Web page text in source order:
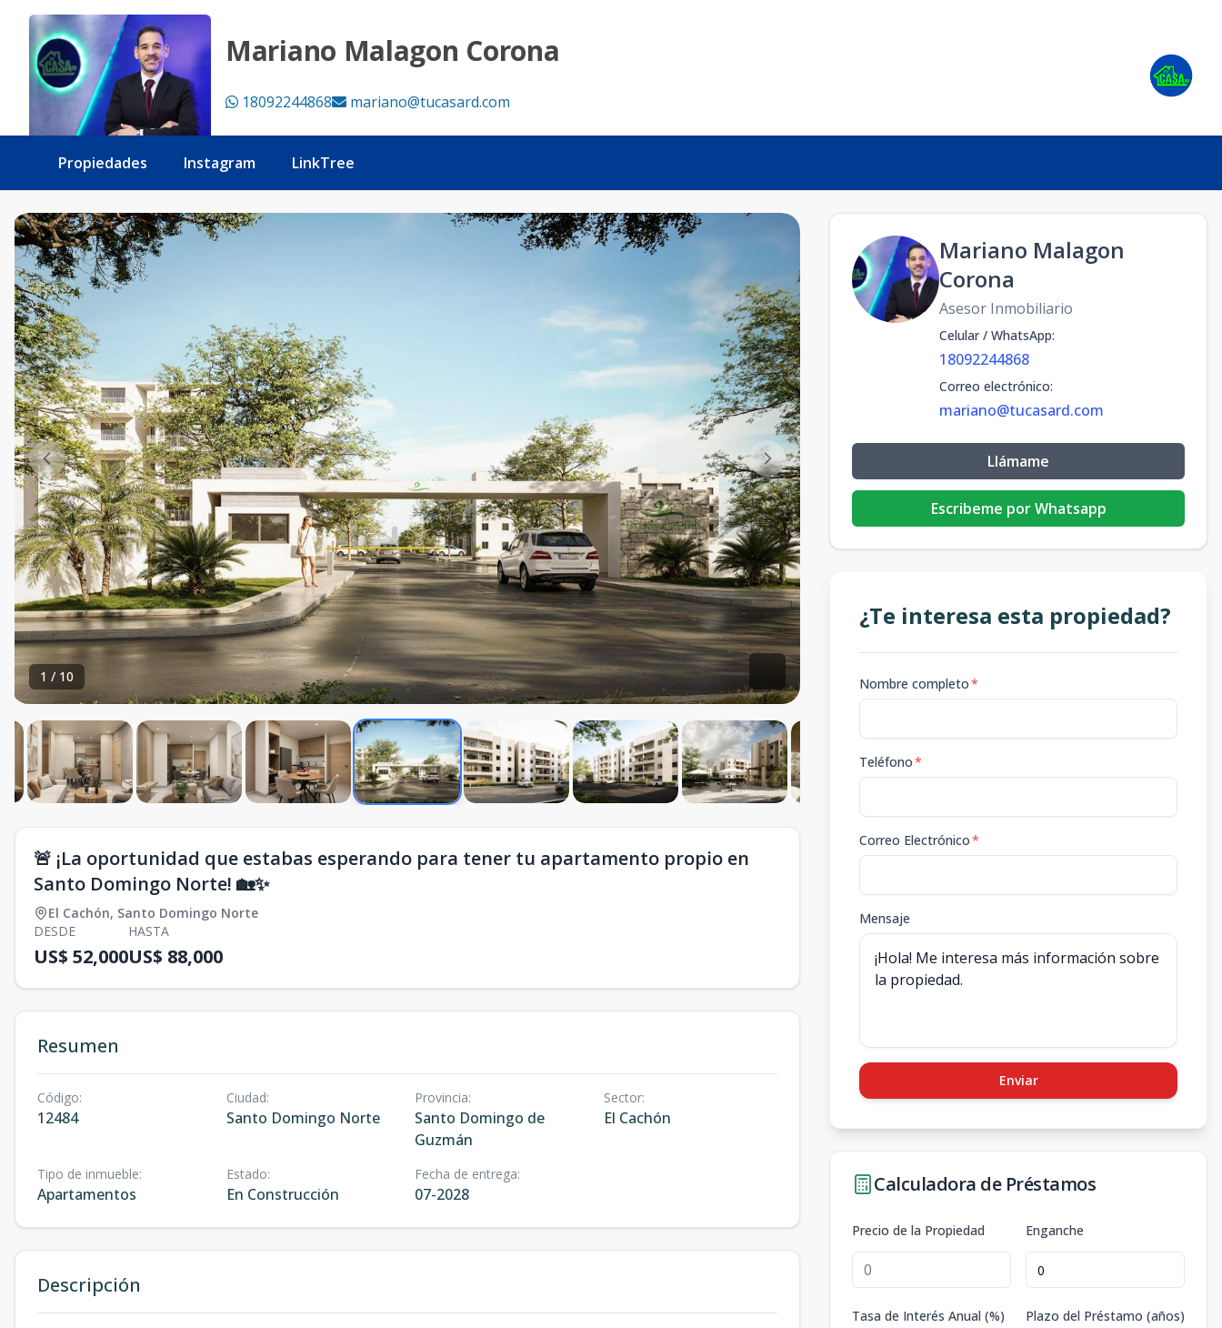
Mariano Malagon Corona
18092244868 mariano@tucasard.com
Propiedades Instagram LinkTree
1 / 10
🚨 ¡La oportunidad que estabas esperando para tener tu apartamento propio en
Santo Domingo Norte! 🏡✨
El Cachón, Santo Domingo Norte
DESDE
US$ 52,000
HASTA
US$ 88,000
Resumen
Código:
12484
Ciudad:
Santo Domingo Norte
Provincia:
Santo Domingo de
Guzmán
Sector:
El Cachón
Tipo de inmueble:
Apartamentos
Estado:
En Construcción
Fecha de entrega:
07-2028
Descripción
Mariano Malagon
Corona
Asesor Inmobiliario
Celular / WhatsApp:
18092244868
Correo electrónico:
mariano@tucasard.com
Llámame
Escribeme por Whatsapp
¿Te interesa esta propiedad?
Nombre completo*
Teléfono*
Correo Electrónico*
Mensaje
Enviar
Calculadora de Préstamos
Precio de la Propiedad Enganche
Tasa de Interés Anual (%) Plazo del Préstamo (años)
🚨 ¡La oportunidad que estabas esperando para tener tu apartamento propio en Santo Domingo Norte! 🏡✨ - Tu Casa RD